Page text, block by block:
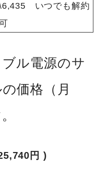
いつでも解約
ル電源のサ
価格（月
円 )